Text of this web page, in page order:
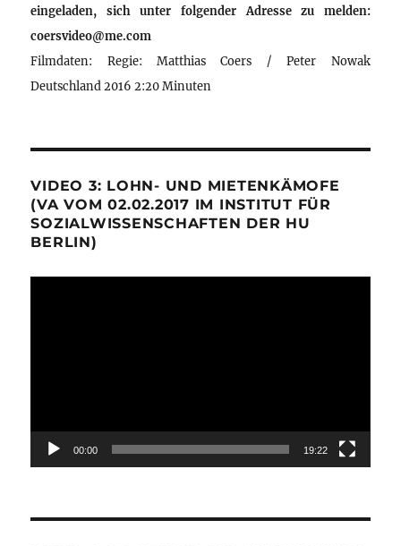
eingeladen, sich unter folgender Adresse zu melden:
coersvideo@me.com
Filmdaten: Regie: Matthias Coers / Peter Nowak
Deutschland 2016 2:20 Minuten
VIDEO 3: LOHN- UND MIETENKÄMOFE
(VA VOM 02.02.2017 IM INSTITUT FÜR
SOZIALWISSENSCHAFTEN DER HU
BERLIN)
00:00 19:22